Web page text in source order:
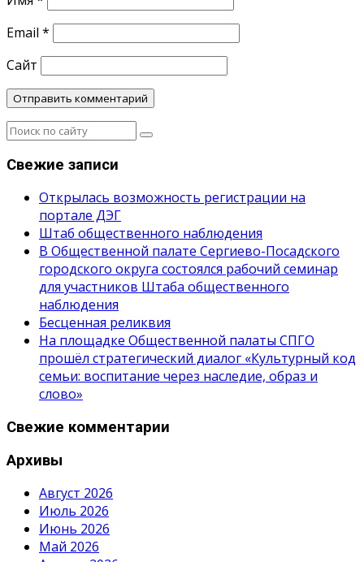
Email *
Сайт
Свежие записи
Открылась возможность регистрации на
портале ДЭГ
Штаб общественного наблюдения
В Общественной палате Сергиево-Посадского
городского округа состоялся рабочий семинар
для участников Штаба общественного
наблюдения
Бесценная реликвия
На площадке Общественной палаты СПГО
прошёл стратегический диалог «Культурный код
семьи: воспитание через наследие, образ и
слово»
Свежие комментарии
Архивы
Август 2026
Июль 2026
Июнь 2026
Май 2026